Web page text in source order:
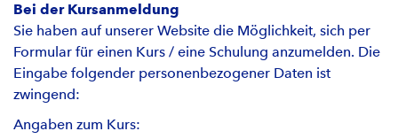
Bei der Kursanmeldung
Sie haben auf unserer Website die Möglichkeit, sich per
Formular für einen Kurs / eine Schulung anzumelden. Die
Eingabe folgender personenbezogener Daten ist
zwingend:
Angaben zum Kurs: